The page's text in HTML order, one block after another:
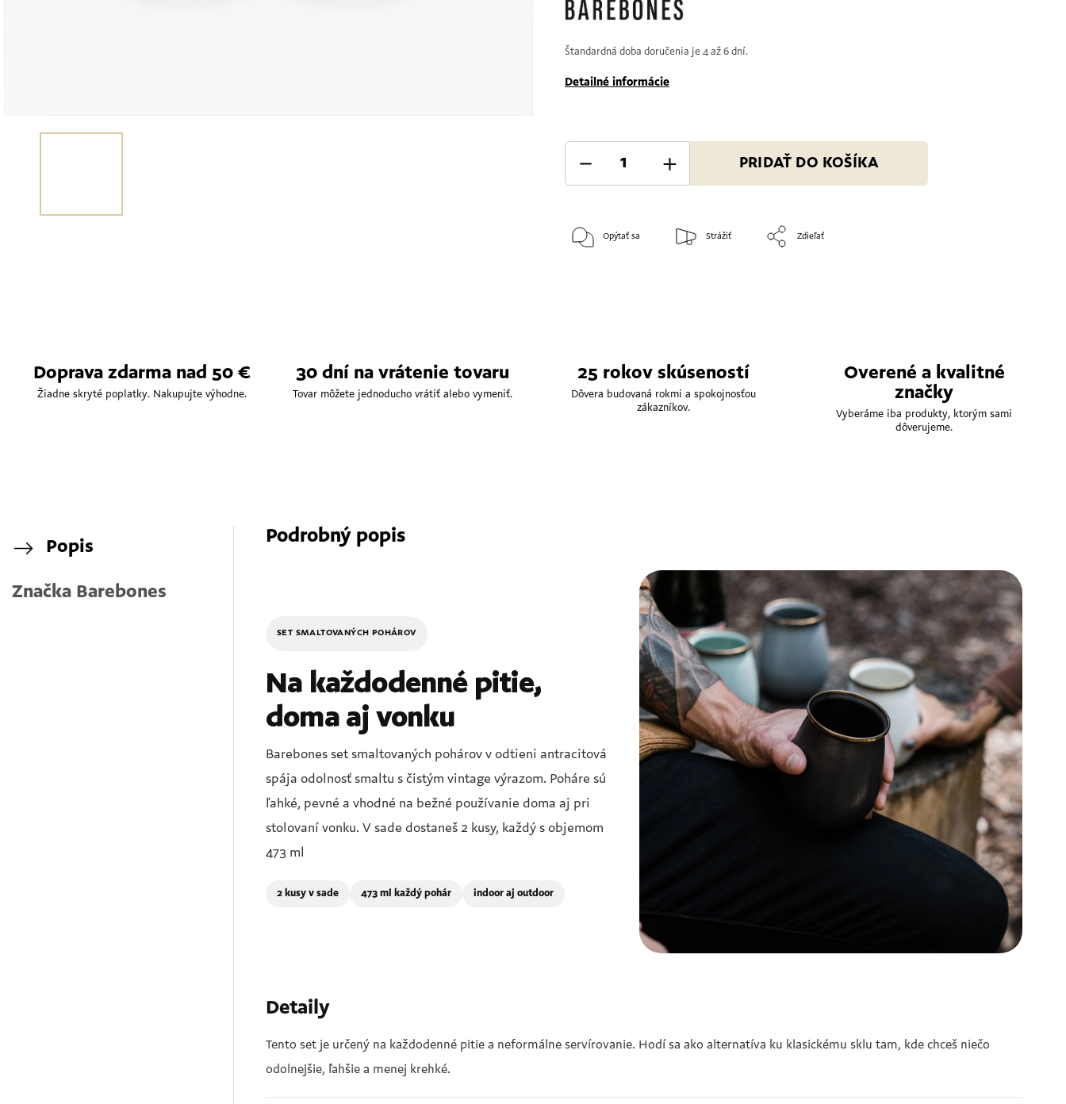
Štandardná doba doručenia je 4 až 6 dní.
Detailné informácie
PRIDAŤ DO KOŠÍKA
Opýtať sa Strážiť Zdieľať
Doprava zdarma nad 50 €
Žiadne skryté poplatky. Nakupujte výhodne.
30 dní na vrátenie tovaru
Tovar môžete jednoducho vrátiť alebo vymeniť.
25 rokov skúseností
Dôvera budovaná rokmi a spokojnosťou
zákazníkov.
Overené a kvalitné
značky
Vyberáme iba produkty, ktorým sami
dôverujeme.
Popis
Značka Barebones
Podrobný popis
SET SMALTOVANÝCH POHÁROV
Na každodenné pitie,
doma aj vonku
Barebones set smaltovaných pohárov v odtieni antracitová
spája odolnosť smaltu s čistým vintage výrazom. Poháre sú
ľahké, pevné a vhodné na bežné používanie doma aj pri
stolovaní vonku. V sade dostaneš 2 kusy, každý s objemom
473 ml
2 kusy v sade 473 ml každý pohár indoor aj outdoor
Detaily
Tento set je určený na každodenné pitie a neformálne servírovanie. Hodí sa ako alternatíva ku klasickému sklu tam, kde chceš niečo
odolnejšie, ľahšie a menej krehké.